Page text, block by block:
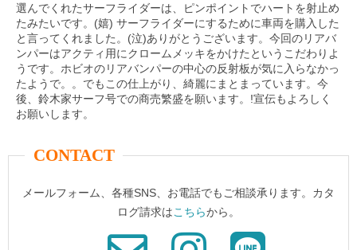
選んでくれたサーフライダーは、ピンポイントでハートを射止め
たみたいです。(嬉) サーフライダーにするために車両を購入した
と言ってくれました。(泣)ありがとうございます。今回のリアバ
ンパーはアクティ用にクロームメッキをかけたというこだわりよ
うです。ホビオのリアバンパーの中心の反射板が気に入らなかっ
たようで。。でもこの仕上がり、綺麗にまとまっています。今
後、鈴木家サーフ号での商売繁盛を願います。!宣伝もよろしく
お願いします。
CONTACT
メールフォーム、各種SNS、お電話でもご相談承ります。カタ
ログ請求はこちらから。